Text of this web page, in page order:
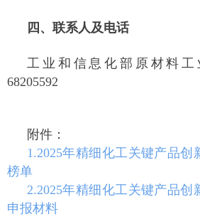
四、联系人及电话
工业和信息化部原材料
68205592
附件：
1.2025年精细化工关键产品创
榜单
2.2025年精细化工关键产品创
申报材料